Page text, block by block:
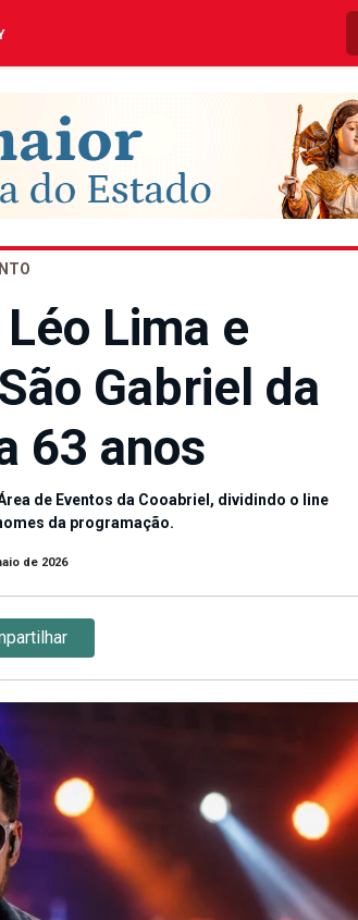
Lima e
Gabriel da
63 anos
de Eventos da Cooabriel, dividindo o line
da programação.
de 2026